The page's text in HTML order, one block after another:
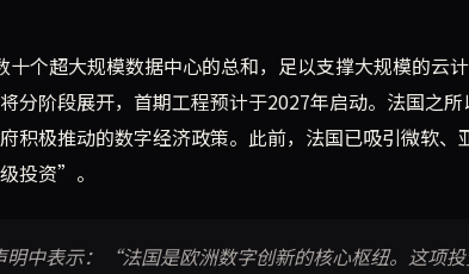
十个超大规模数据中心的总和，足以支撑大规模的云
分阶段展开，首期工程预计于2027年启动。法国之
积极推动的数字经济政策。此前，法国已吸引微软
投资”。
明中表示：“法国是欧洲数字创新的核心枢纽。这项